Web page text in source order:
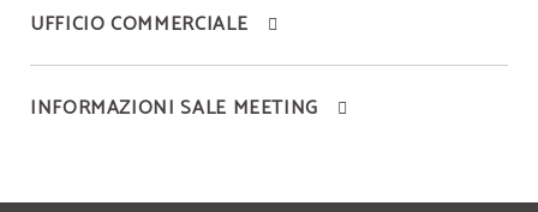
UFFICIO COMMERCIALE
INFORMAZIONI SALE MEETING